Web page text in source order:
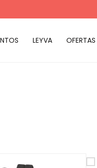
LEYVA OFERTAS